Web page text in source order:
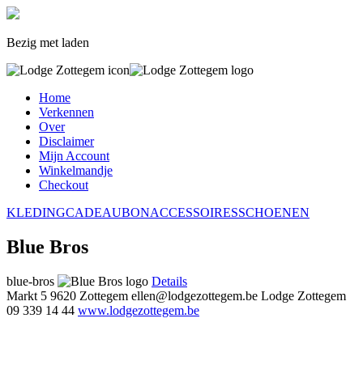
Bezig met laden
Home
Verkennen
Over
Disclaimer
Mijn Account
Winkelmandje
Checkout
KLEDINGCADEAUBONACCESSOIRESSCHOENEN
Blue Bros
blue-bros
Details
Markt 5 9620 Zottegem ellen@lodgezottegem.be Lodge Zottegem
09 339 14 44 www.lodgezottegem.be